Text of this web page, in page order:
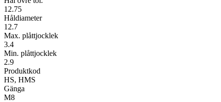
12.75
Håldiameter
12.7
Max. plåttjocklek
3.4
Min. plåttjocklek
2.9
Produktkod
HS, HMS
Gänga
M8